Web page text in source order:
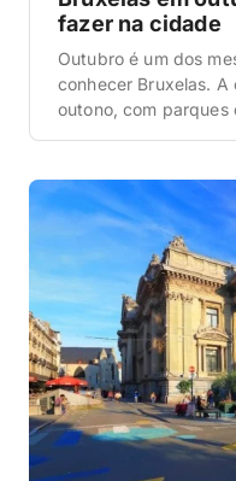
fazer na cidade
Outubro é um dos
conhecer Bruxelas.
outono, com parques
com a arquitetura
foi a Bruxelas